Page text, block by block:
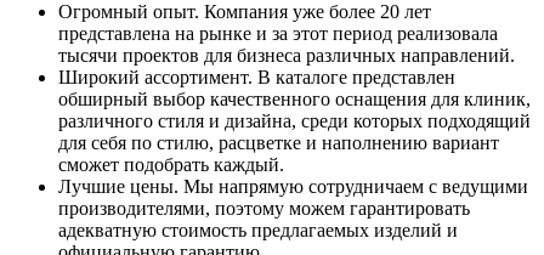
Огромный опыт. Компания уже более 20 лет
представлена на рынке и за этот период реализовала
тысячи проектов для бизнеса различных направлений.
Широкий ассортимент. В каталоге представлен
обширный выбор качественного оснащения для клиник,
различного стиля и дизайна, среди которых подходящий
для себя по стилю, расцветке и наполнению вариант
сможет подобрать каждый.
Лучшие цены. Мы напрямую сотрудничаем с ведущими
производителями, поэтому можем гарантировать
адекватную стоимость предлагаемых изделий и